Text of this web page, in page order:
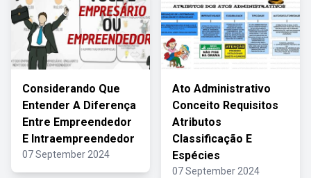
Considerando Que
Entender A Diferença
Entre Empreendedor
E Intraempreendedor
07 September 2024
Ato Administrativo
Conceito Requisitos
Atributos
Classificação E
Espécies
07 September 2024